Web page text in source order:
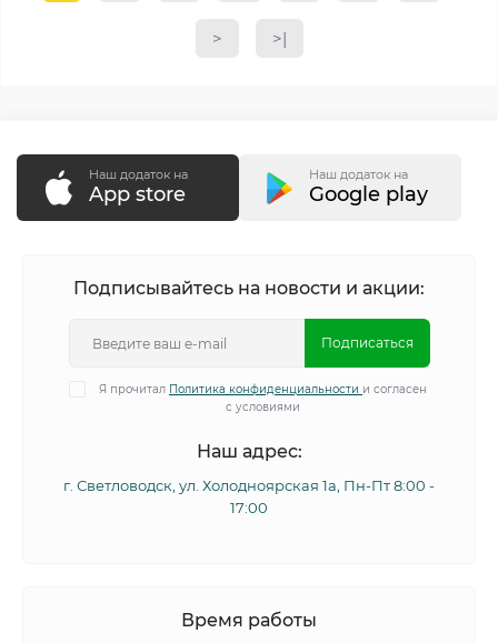
> >|
Наш додаток на
App store
Наш додаток на
Google play
Подписывайтесь на новости и акции:
Подписаться
Я прочитал Политика конфиденциальности и согласен
с условиями
Наш адрес:
г. Светловодск, ул. Холодноярская 1а, Пн-Пт 8:00 -
17:00
Время работы